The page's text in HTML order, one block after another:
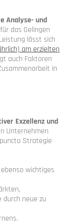
Analyse- und
das Gelingen
lässt sich
am erzielten
auch Faktoren
in
Exzellenz und
Unternehmen
Strategie
wichtiges
neue zu